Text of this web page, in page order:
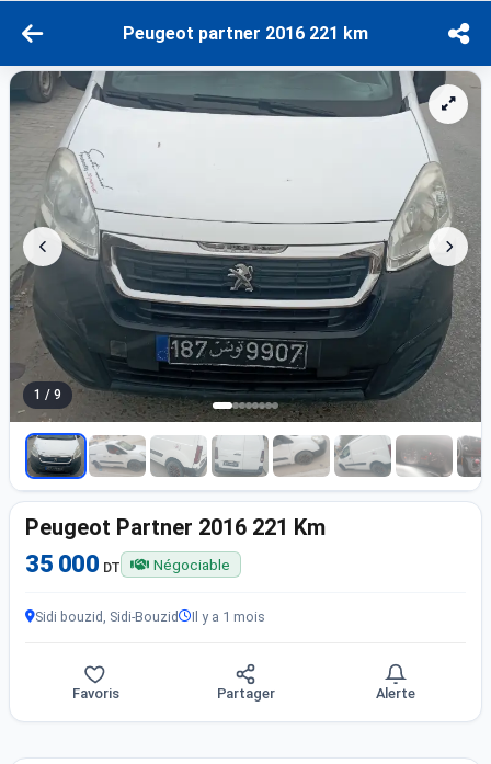
Peugeot partner 2016 221 km
1 / 9
Peugeot Partner 2016 221 Km
35 000 DT Négociable
Sidi bouzid, Sidi-Bouzid Il y a 1 mois
Favoris Partager Alerte